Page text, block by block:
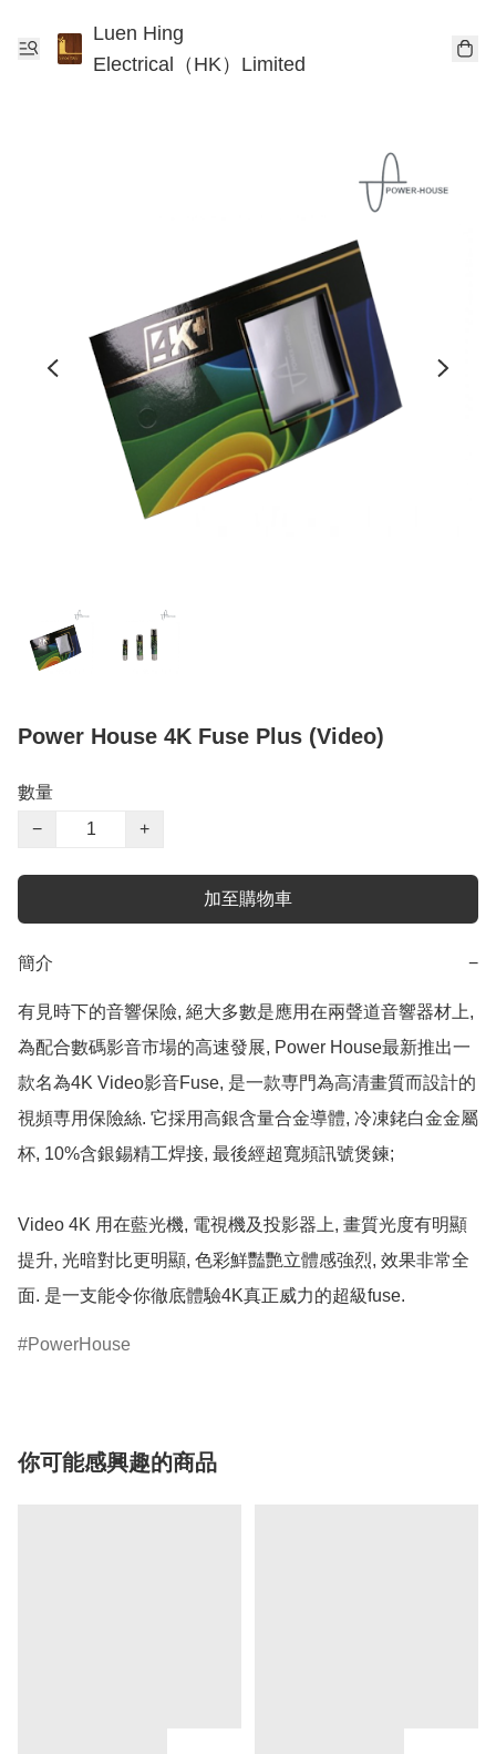
Luen Hing
Electrical（HK）Limited
Power House 4K Fuse Plus (Video)
數量
−
+
加至購物車
簡介 −
有見時下的音響保險, 絕大多數是應用在兩聲道音響器材上,
為配合數碼影音市場的高速發展, Power House最新推出一
款名為4K Video影音Fuse, 是一款専門為高清畫質而設計的
視頻専用保險絲. 它採用高銀含量合金導體, 冷凍銠白金金屬
杯, 10%含銀錫精工焊接, 最後經超寬頻訊號煲鍊;
Video 4K 用在藍光機, 電視機及投影器上, 畫質光度有明顯
提升, 光暗對比更明顯, 色彩鮮豔艷立體感強烈, 效果非常全
面. 是一支能令你徹底體驗4K真正威力的超級fuse.
PowerHouse
你可能感興趣的商品